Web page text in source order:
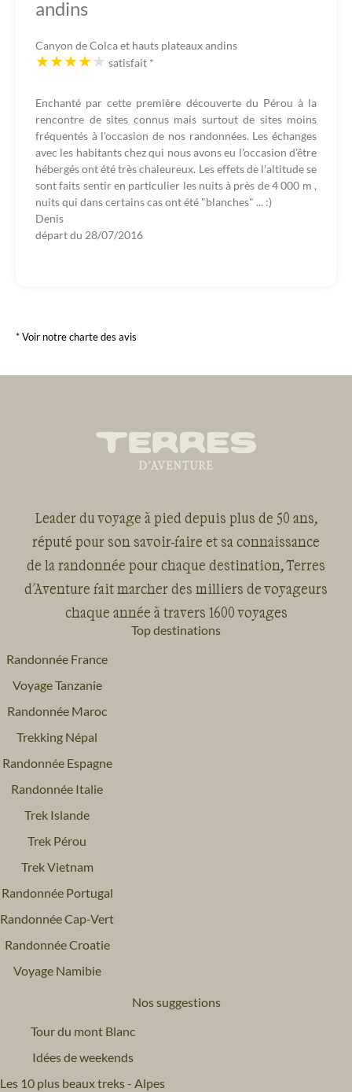
andins
Canyon de Colca et hauts plateaux andins
satisfait *
Enchanté par cette première découverte du Pérou à la
rencontre de sites connus mais surtout de sites moins
fréquentés à l'occasion de nos randonnées. Les échanges
avec les habitants chez qui nous avons eu l'occasion d'être
hébergés ont été très chaleureux. Les effets de l'altitude se
sont faits sentir en particulier les nuits à près de 4 000 m ,
nuits qui dans certains cas ont été "blanches" ... :)
Denis
départ du 28/07/2016
* Voir notre charte des avis
Leader du voyage à pied depuis plus de 50 ans,
réputé pour son savoir-faire et sa connaissance
de la randonnée pour chaque destination, Terres
d'Aventure fait marcher des milliers de voyageurs
chaque année à travers 1600 voyages
Top destinations
Randonnée France
Voyage Tanzanie
Randonnée Maroc
Trekking Népal
Randonnée Espagne
Randonnée Italie
Trek Islande
Trek Pérou
Trek Vietnam
Randonnée Portugal
Randonnée Cap-Vert
Randonnée Croatie
Voyage Namibie
Nos suggestions
Tour du mont Blanc
Idées de weekends
Les 10 plus beaux treks - Alpes